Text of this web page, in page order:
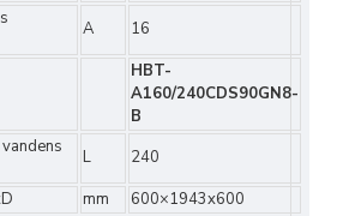
A 16
HBT-
A160/240CDS90GN8-
B
L
240
mm
600×1943x600